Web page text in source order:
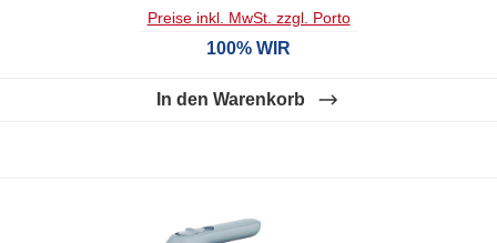
Preise inkl. MwSt. zzgl. Porto
100% WIR
In den Warenkorb